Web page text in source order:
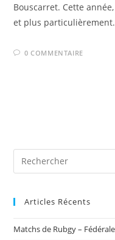
Bouscarret. Cette
et plus
0 COMMENTAIRE
Articles Récents
Matchs de Rubgy –